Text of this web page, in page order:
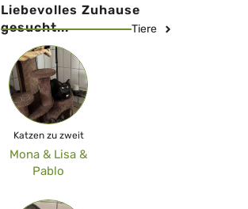
Liebevolles Zuhause
gesucht...
Tiere
Katzen zu zweit
Mona & Lisa &
Pablo